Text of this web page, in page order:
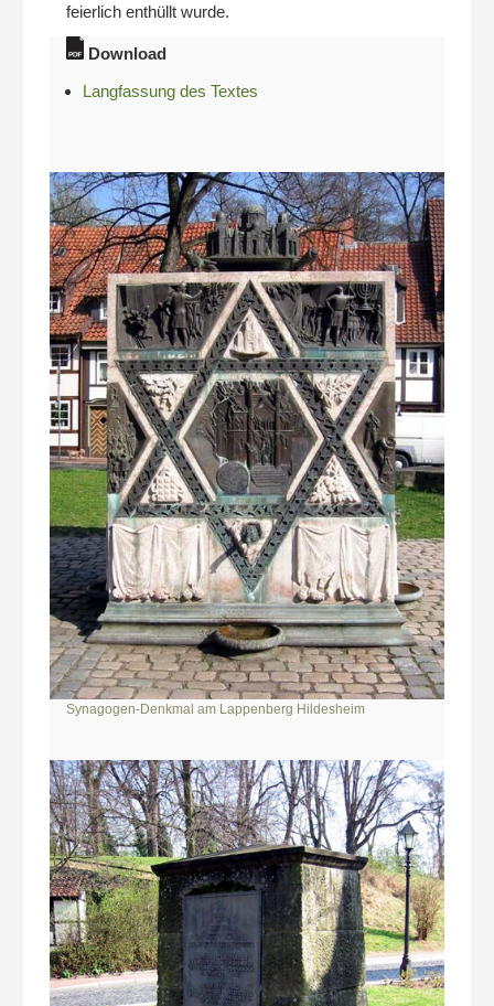
feierlich enthüllt wurde.
Download
Langfassung des Textes
Synagogen-Denkmal am Lappenberg Hildesheim